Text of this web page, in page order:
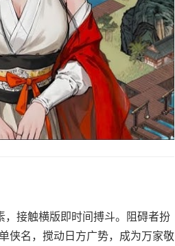
，接触横版即时间搏斗。阻碍者扮
侠名，搅动日方广势，成为万家敬